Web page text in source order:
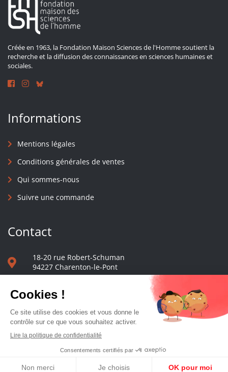
Créée en 1963, la Fondation Maison Sciences de l'Homme soutient la
recherche et la diffusion des connaissances en sciences humaines et
sociales.
Informations
Mentions légales
Conditions générales de ventes
Qui sommes-nous
Suivre une commande
Contact
18-20 rue Robert-Schuman
94227 Charenton-le-Pont